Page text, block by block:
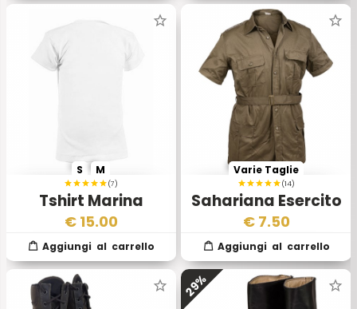
(7)
Tshirt Marina
Militare Italiana
S M
€ 15.00
(14)
Sahariana Esercito
Italiano con Cintura
Varie Taglie
€ 7.50
29%